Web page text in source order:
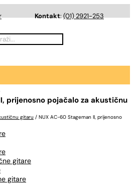
Kontakt:(01) 2921-253
gitare
gitare
prijenosno pojačalo za akustičnu
gitaru / NUX AC-60 Stageman II, prijenosno